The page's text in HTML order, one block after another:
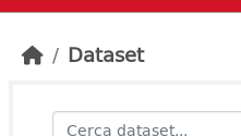
Dataset